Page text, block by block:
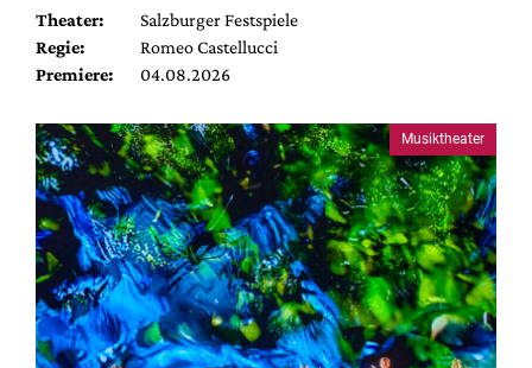
Theater:
Salzburger Festspiele
Regie:
Romeo Castellucci
Premiere:
04.08.2026
Musiktheater